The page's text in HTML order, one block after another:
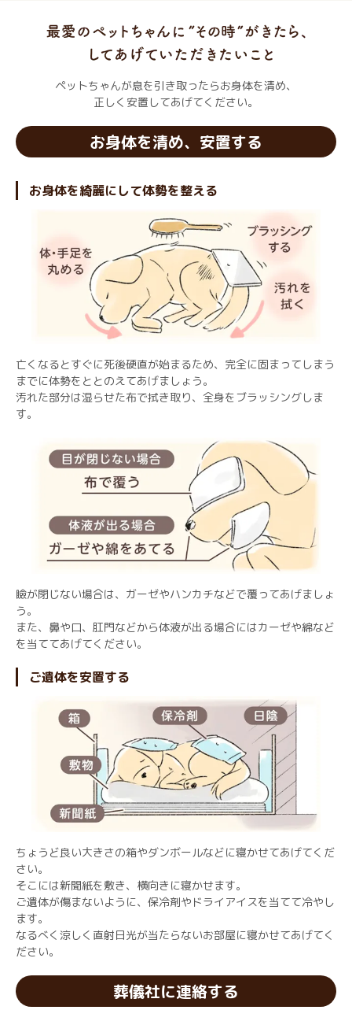
ペットちゃんが息を引き取ったらお身体を清め、
正しく安置してあげてください。
お身体を清め、安置する
お身体を綺麗にして体勢を整える
亡くなるとすぐに死後硬直が始まるため、完全に固まってしまう
までに体勢をととのえてあげましょう。
汚れた部分は湿らせた布で拭き取り、全身をブラッシングしま
す。
瞼が閉じない場合は、ガーゼやハンカチなどで覆ってあげましょ
う。
また、鼻や口、肛門などから体液が出る場合にはカーゼや綿など
を当ててあげてください。
ご遺体を安置する
ちょうど良い大きさの箱やダンボールなどに寝かせてあげてくだ
さい。
そこには新聞紙を敷き、横向きに寝かせます。
ご遺体が傷まないように、保冷剤やドライアイスを当てて冷やし
ます。
なるべく涼しく直射日光が当たらないお部屋に寝かせてあげてく
ださい。
葬儀社に連絡する